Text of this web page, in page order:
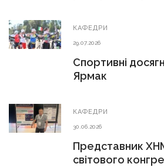
КАФЕДРИ
29.07.2026
Спортивні
Ярмак
КАФЕДРИ
30.06.2026
Представник
світового